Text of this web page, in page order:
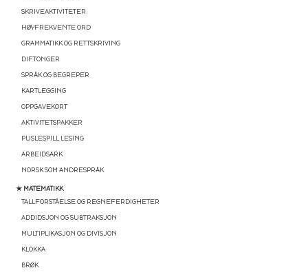
SKRIVEAKTIVITETER
HØYFREKVENTE ORD
GRAMMATIKK OG RETTSKRIVING
DIFTONGER
SPRÅK OG BEGREPER
KARTLEGGING
OPPGAVEKORT
AKTIVITETSPAKKER
PUSLESPILL LESING
ARBEIDSARK
NORSK SOM ANDRESPRÅK
★ MATEMATIKK
TALLFORSTÅELSE OG REGNEFERDIGHETER
ADDIDSJON OG SUBTRAKSJON
MULTIPLIKASJON OG DIVISJON
KLOKKA
BRØK